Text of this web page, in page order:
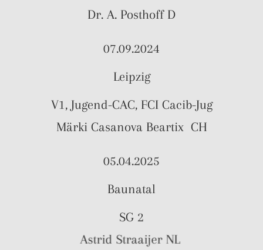
Dr. A. Posthoff D
07.09.2024
Leipzig
V1, Jugend-CAC, FCI Cacib-Jug
Märki Casanova Beartix CH
05.04.2025
Baunatal
SG 2
Astrid Straaijer NL